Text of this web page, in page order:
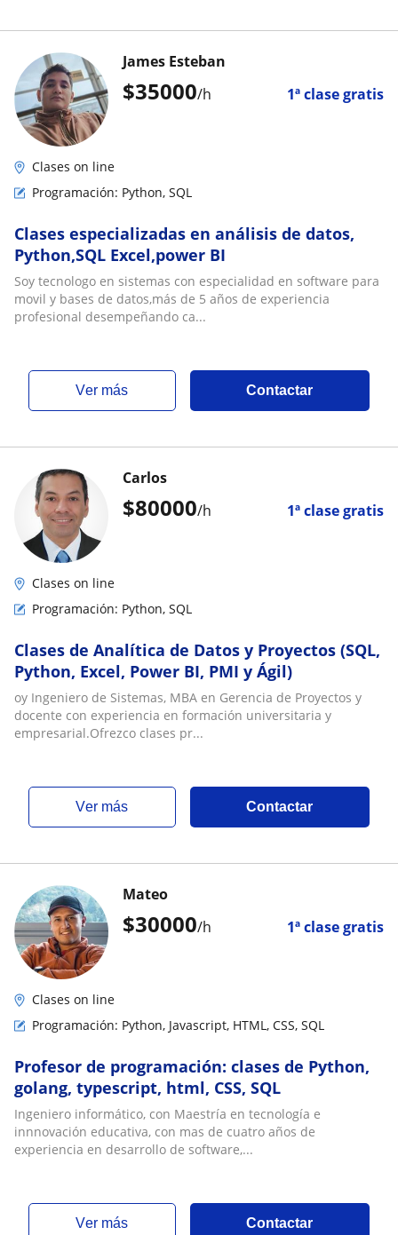
$35000/h 1ª clase gratis
James Esteban
Clases on line
Programación: Python, SQL
Clases especializadas en análisis de datos,
Python,SQL Excel,power BI
Soy tecnologo en sistemas con especialidad en software para
movil y bases de datos,más de 5 años de experiencia
profesional desempeñando ca...
ver más Contactar
$80000/h 1ª clase gratis
Carlos
Clases on line
Programación: Python, SQL
Clases de Analítica de Datos y Proyectos (SQL,
Python, Excel, Power BI, PMI y Ágil)
oy Ingeniero de Sistemas, MBA en Gerencia de Proyectos y
docente con experiencia en formación universitaria y
empresarial.Ofrezco clases pr...
ver más Contactar
$30000/h 1ª clase gratis
Mateo
Clases on line
Programación: Python, Javascript, HTML, CSS, SQL
Profesor de programación: clases de Python,
golang, typescript, html, CSS, SQL
Ingeniero informático, con Maestría en tecnología e
innnovación educativa, con mas de cuatro años de
experiencia en desarrollo de software,...
ver más Contactar